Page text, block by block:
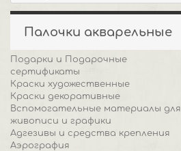
Палочки акварельные
Подарки и Подарочные
сертификаты
Краски художественные
Краски декоративные
Вспомогательные материалы для
живописи и графики
Адгезивы и средства крепления
Аэрография